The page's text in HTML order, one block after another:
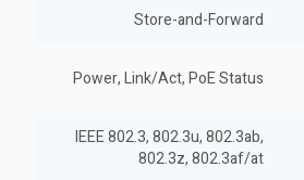
Store-and-Forward
Power, Link/Act, PoE Status
IEEE 802.3, 802.3u, 802.3ab,
802.3z, 802.3af/at